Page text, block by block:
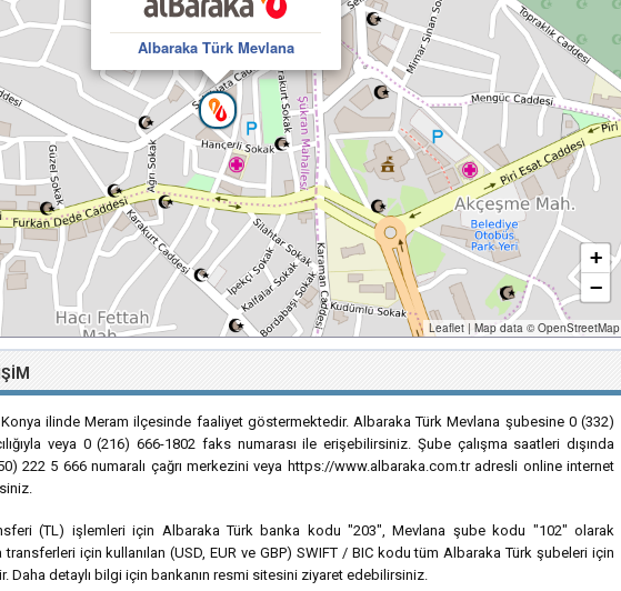
Albaraka Türk Mevlana
+
−
Leaflet | Map data © OpenStreetMap
ilinde Meram ilçesinde faaliyet göstermektedir. Albaraka Türk Mevlana şubesine 0 (332)
veya 0 (216) 666-1802 faks numarası ile erişebilirsiniz. Şube çalışma saatleri dışında
222 5 666 numaralı çağrı merkezini veya https://www.albaraka.com.tr adresli online internet
(TL) işlemleri için Albaraka Türk banka kodu "203", Mevlana şube kodu "102" olarak
transferleri için kullanılan (USD, EUR ve GBP) SWIFT / BIC kodu tüm Albaraka Türk şubeleri için
Daha detaylı bilgi için bankanın resmi sitesini ziyaret edebilirsiniz.